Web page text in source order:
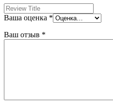
Ваша оценка *
Ваш отзыв *